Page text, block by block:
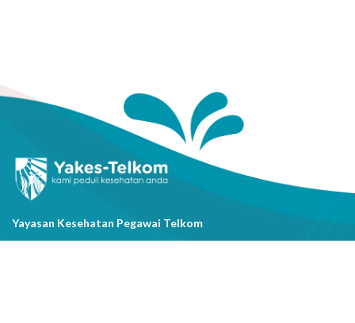
Yayasan Kesehatan Pegawai Telkom